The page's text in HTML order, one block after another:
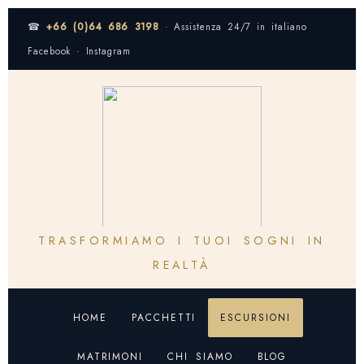
☎+66 (0)64 686 3198 · Assistenza 24/7 in italiano
Facebook · Instagram
TRASFORMIAMO I TUOI SOGNI IN
REALTÀ
HOME PACCHETTI ESCURSIONI
MATRIMONI CHI SIAMO BLOG